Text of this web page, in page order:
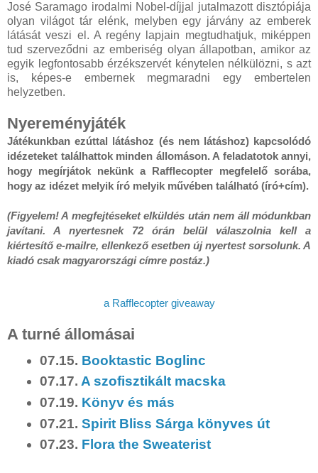
José Saramago irodalmi Nobel-díjjal jutalmazott disztópiája
olyan világot tár elénk, melyben egy járvány az emberek
látását veszi el. A regény lapjain megtudhatjuk, miképpen
tud szerveződni az emberiség olyan állapotban, amikor az
egyik legfontosabb érzékszervét kénytelen nélkülözni, s azt
is, képes-e embernek megmaradni egy embertelen
helyzetben.
Nyereményjáték
Játékunkban ezúttal látáshoz (és nem látáshoz) kapcsolódó
idézeteket találhattok minden állomáson. A feladatotok annyi,
hogy megírjátok nekünk a Rafflecopter megfelelő sorába,
hogy az idézet melyik író melyik művében található (író+cím).
(Figyelem! A megfejtéseket elküldés után nem áll módunkban
javítani. A nyertesnek 72 órán belül válaszolnia kell a
kiértesítő e-mailre, ellenkező esetben új nyertest sorsolunk. A
kiadó csak magyarországi címre postáz.)
a Rafflecopter giveaway
A turné állomásai
07.15. Booktastic Boglinc
07.17.A szofisztikált macska
07.19. Könyv és más
07.21.Spirit Bliss Sárga könyves út
07.23. Flora the Sweaterist